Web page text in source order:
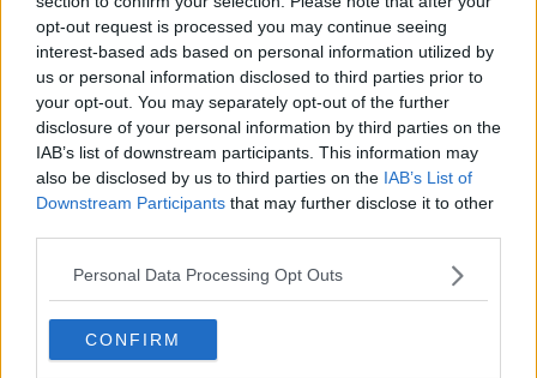
opt-out request is processed you may continue seeing
interest-based ads based on personal information utilized by
us or personal information disclosed to third parties prior to
your opt-out. You may separately opt-out of the further
disclosure of your personal information by third parties on the
IAB’s list of downstream participants. This information may
also be disclosed by us to third parties on the IAB’s List of
Downstream Participants that may further disclose it to other
Personal Data Processing Opt Outs
CONFIRM
Oggi in quell’edificio sorge il “Centro Nazionale di
documentazione, ricerca e memoria sulle missioni umanitarie
di pace” costituito proprio per non dimenticare quanti hanno
donato la propria vita per portare aiuti e soccorso alle popolazioni
oppresse. La giornata di sabato 3 dicembre sarà dedicata
all’impegno della Croce Rossa nelle missioni di pace.
tutti i Caduti; lettura di brani e pensieri dei bambini sulla pace e
solidarietà; saluto del sindaco e delle autorità; intervento del Col.
Med CRIEttore Calzolarisull’impegno della CRI nelle Missioni di
pace; esibizione della Fanfara dei Bersaglieri. Nel corso della